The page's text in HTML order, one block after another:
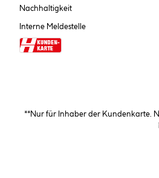
Nachhaltigkeit
Interne Meldestelle
**Nur für Inhaber der Kundenkarte.